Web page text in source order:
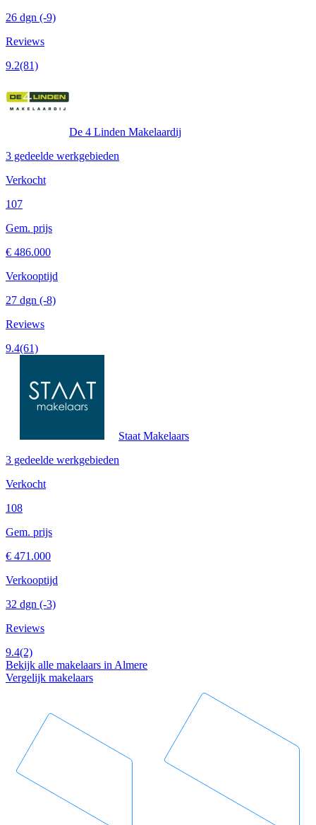
26 dgn (-9)
Reviews
9.2(81)
De 4 Linden Makelaardij
3 gedeelde werkgebieden
Verkocht
107
Gem. prijs
€ 486.000
Verkooptijd
27 dgn (-8)
Reviews
9.4(61)
Staat Makelaars
3 gedeelde werkgebieden
Verkocht
108
Gem. prijs
€ 471.000
Verkooptijd
32 dgn (-3)
Reviews
9.4(2)
Bekijk alle makelaars in Almere
Vergelijk makelaars